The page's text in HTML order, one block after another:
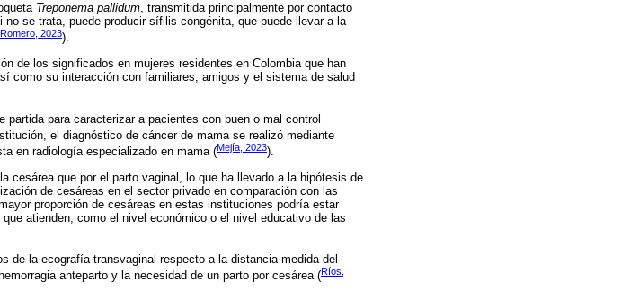
Treponema pallidum, transmitida principalmente por contacto
se trata, puede producir sífilis congénita, que puede llevar a la
Romero, 2023).
de los significados en mujeres residentes en Colombia que han
como su interacción con familiares, amigos y el sistema de salud
para caracterizar a pacientes con buen o mal control
el diagnóstico de cáncer de mama se realizó mediante
en radiología especializado en mama (Mejía, 2023).
cesárea que por el parto vaginal, lo que ha llevado a la hipótesis de
de cesáreas en el sector privado en comparación con las
proporción de cesáreas en estas instituciones podría estar
atienden, como el nivel económico o el nivel educativo de las
de la ecografía transvaginal respecto a la distancia medida del
anteparto y la necesidad de un parto por cesárea (Ríos,